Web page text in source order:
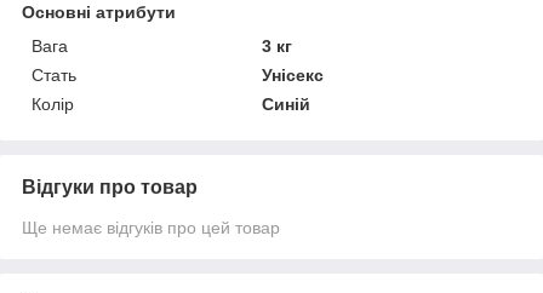
Основні атрибути
Вага
3 кг
Стать
Унісекс
Колір
Синій
Відгуки про товар
Ще немає відгуків про цей товар